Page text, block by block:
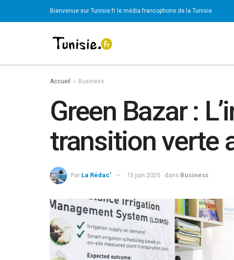
Bienvenue sur Tunisie.fr le média francophone de la Tunisie
Accueil Business
Green Bazar :
transition verte
Par La Rédac' 13 juin 2025 dans Business